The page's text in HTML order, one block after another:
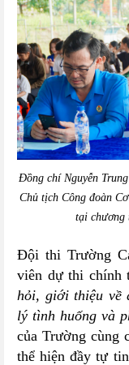
Đồng chí Nguyễn
Chủ tịch Công đoàn
tại chương
Đội thi Trường
viên dự thi chính
hỏi, giới thiệu về
lý tình huống và
của Trường cùng
thể hiện đầy tự